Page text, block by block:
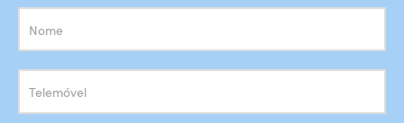
Subscrição
Newsletter